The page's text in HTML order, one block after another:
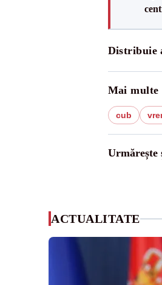
Distribuie
Mai multe
cub
Urmărește
ACTUALITATE